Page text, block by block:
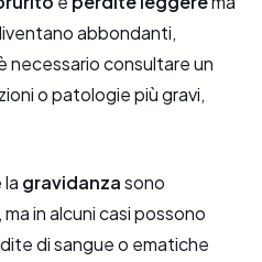
abbondanti,
necessario consultare un
o patologie più gravi,
gravidanzasono
in alcuni casi possono
di sangue o ematiche